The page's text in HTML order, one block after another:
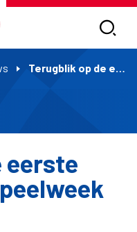
Terugblik op de eerste SuperLeague speelweek van 2022
eerste